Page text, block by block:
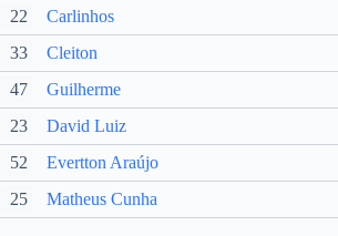
22
Carlinhos
33
Cleiton
47
Guilherme
23
David Luiz
52
Evertton Araújo
25
Matheus Cunha